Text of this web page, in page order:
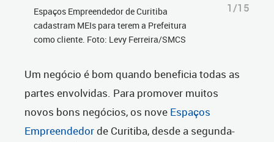
Espaços Empreendedor de Curitiba
cadastram MEIs para terem a Prefeitura
como cliente. Foto: Levy Ferreira/SMCS
1/15
Um negócio é bom quando beneficia todas as
partes envolvidas. Para promover muitos
novos bons negócios, os nove Espaços
Empreendedorde Curitiba, desde a segunda-